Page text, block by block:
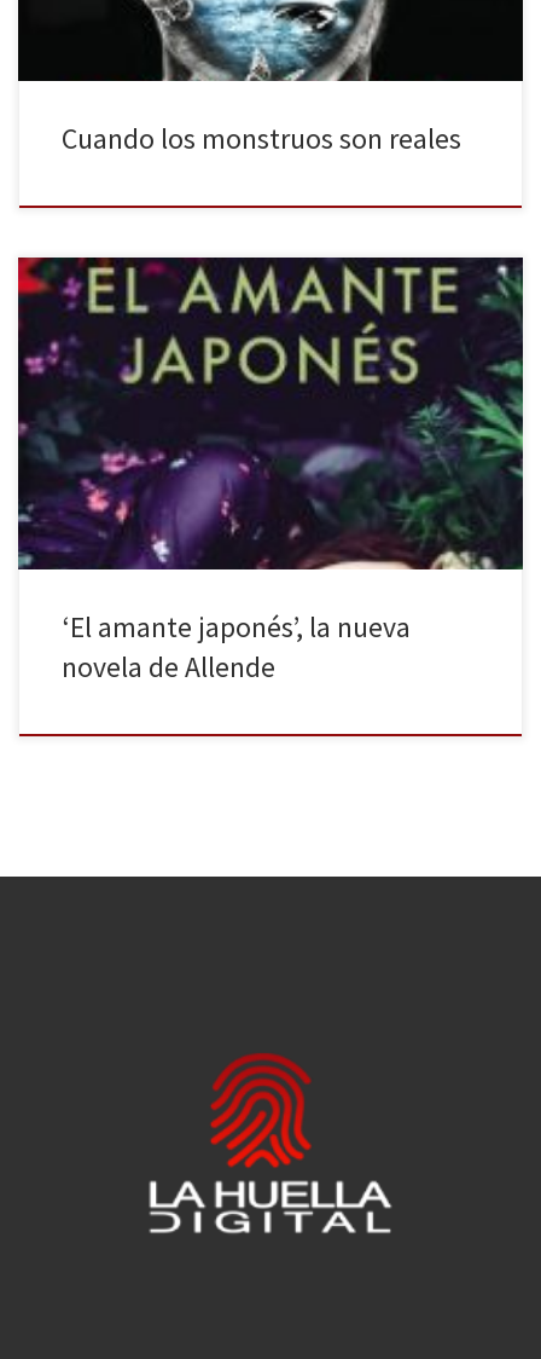
Cuando los monstruos son reales
Isabel Allende regresa al panorama literario con El amante
japonés (Plaza & Janés), una historia con influencia japonesa que
hará las delicias de sus seguidores y de los enamorados de la
cultura del país del Sol Naciente. Una joven moldava llamada Irina
Bazili comienza a trabajar en Lark House, una residencia […]
‘El amante japonés’, la nueva
novela de Allende